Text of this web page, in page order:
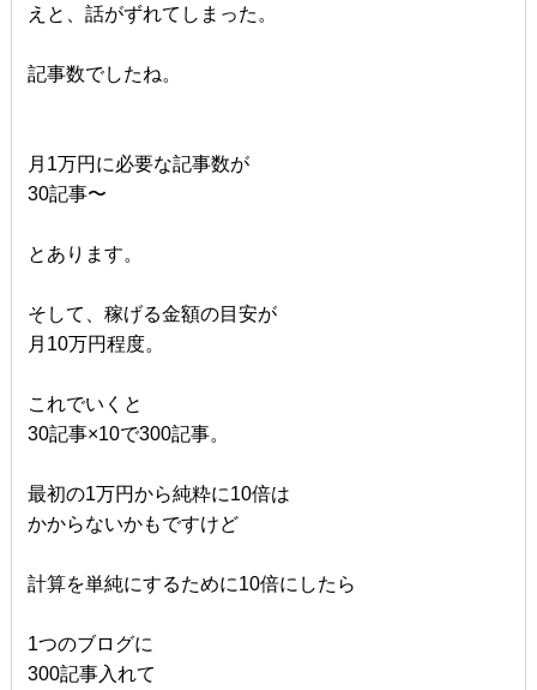
えと、話がずれてしまった。
記事数でしたね。
月1万円に必要な記事数が
30記事〜
とあります。
そして、稼げる金額の目安が
月10万円程度。
これでいくと
30記事×10で300記事。
最初の1万円から純粋に10倍は
かからないかもですけど
計算を単純にするために10倍にしたら
1つのブログに
300記事入れて